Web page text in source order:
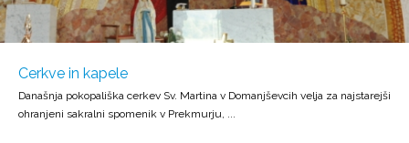
Cerkve in kapele
Današnja pokopališka cerkev Sv. Martina v Domanjševcih velja za najstarejši
ohranjeni sakralni spomenik v Prekmurju, ...